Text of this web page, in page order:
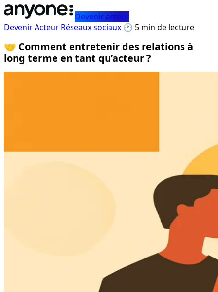
Devenir acteur
Devenir Acteur Réseaux sociaux 🕐 5 min de lecture
🤝 Comment entretenir des relations à
long terme en tant qu’acteur ?